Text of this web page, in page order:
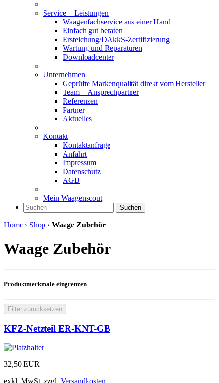
Service + Leistungen
Waagenfachservice aus einer Hand
Einfach gut beraten
Ersteichung/DAkkS-Zertifizierung
Wartung und Reparaturen
Downloadcenter
Unternehmen
Geprüfte Markenqualität direkt vom Hersteller
Team + Ansprechpartner
Referenzen
Partner
Aktuelles
Kontakt
Kontaktanfrage
Anfahrt
Impressum
Datenschutz
AGB
Mein Waagenscout
Suchen
Home › Shop › Waage Zubehör
Waage Zubehör
Produktmerkmale eingrenzen
Filter zurücksetzen
KFZ-Netzteil ER-KNT-GB
32,50 EUR
exkl. MwSt. zzgl. Versandkosten